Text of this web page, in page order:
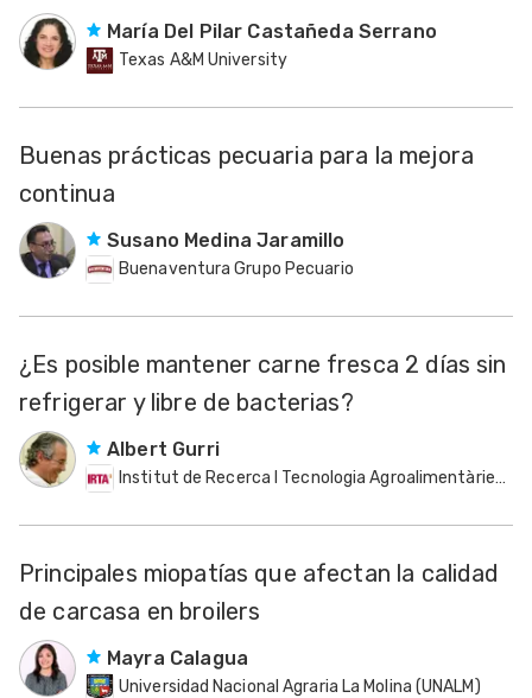
María Del Pilar Castañeda Serrano
Texas A&M University
Buenas prácticas pecuaria para la mejora
continua
Susano Medina Jaramillo
Buenaventura Grupo Pecuario
¿Es posible mantener carne fresca 2 días sin
refrigerar y libre de bacterias?
Albert Gurri
Institut de Recerca I Tecnologia Agroalimentàries (IRTA)
Principales miopatías que afectan la calidad
de carcasa en broilers
Mayra Calagua
Universidad Nacional Agraria La Molina (UNALM)